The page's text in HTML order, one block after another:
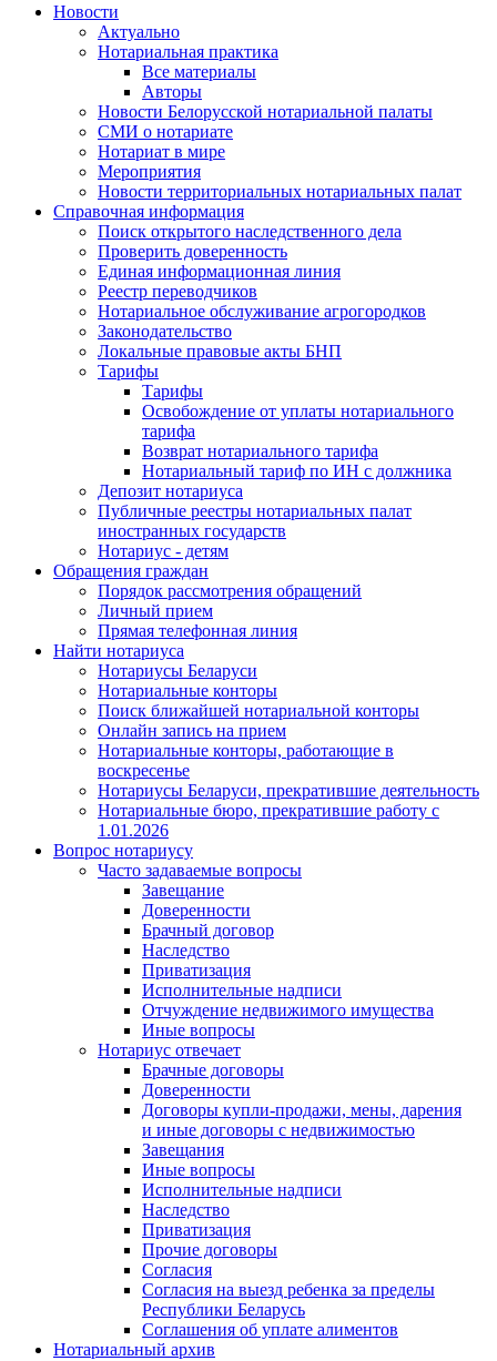
Новости
Актуально
Нотариальная практика
Все материалы
Авторы
Новости Белорусской нотариальной палаты
СМИ о нотариате
Нотариат в мире
Мероприятия
Новости территориальных нотариальных палат
Справочная информация
Поиск открытого наследственного дела
Проверить доверенность
Единая информационная линия
Реестр переводчиков
Нотариальное обслуживание агрогородков
Законодательство
Локальные правовые акты БНП
Тарифы
Тарифы
Освобождение от уплаты нотариального
тарифа
Возврат нотариального тарифа
Нотариальный тариф по ИН с должника
Депозит нотариуса
Публичные реестры нотариальных палат
иностранных государств
Нотариус - детям
Обращения граждан
Порядок рассмотрения обращений
Личный прием
Прямая телефонная линия
Найти нотариуса
Нотариусы Беларуси
Нотариальные конторы
Поиск ближайшей нотариальной конторы
Онлайн запись на прием
Нотариальные конторы, работающие в
воскресенье
Нотариусы Беларуси, прекратившие деятельность
Нотариальные бюро, прекратившие работу с
1.01.2026
Вопрос нотариусу
Часто задаваемые вопросы
Завещание
Доверенности
Брачный договор
Наследство
Приватизация
Исполнительные надписи
Отчуждение недвижимого имущества
Иные вопросы
Нотариус отвечает
Брачные договоры
Доверенности
Договоры купли-продажи, мены, дарения
и иные договоры с недвижимостью
Завещания
Иные вопросы
Исполнительные надписи
Наследство
Приватизация
Прочие договоры
Согласия
Согласия на выезд ребенка за пределы
Республики Беларусь
Соглашения об уплате алиментов
Нотариальный архив